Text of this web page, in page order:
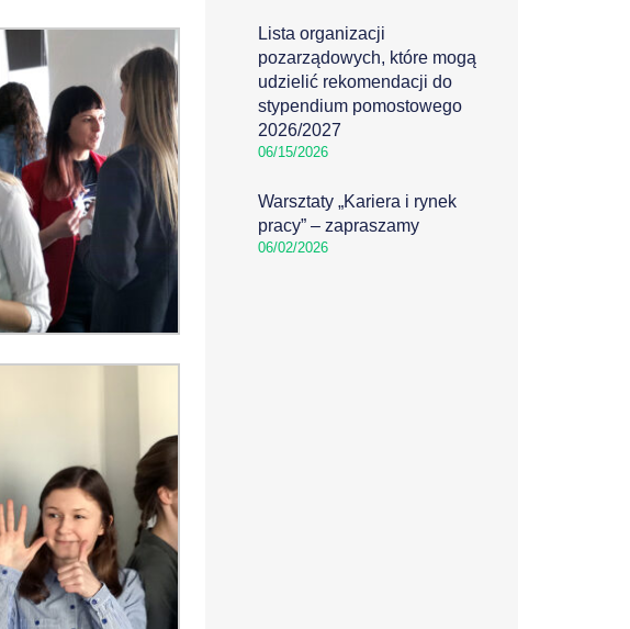
Lista organizacji
pozarządowych, które mogą
udzielić rekomendacji do
stypendium pomostowego
2026/2027
06/15/2026
Warsztaty „Kariera i rynek
pracy” – zapraszamy
06/02/2026